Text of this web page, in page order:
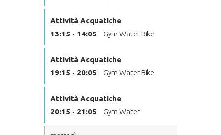
Attività Acquatiche
13:15 - 14:05
Gym Water Bike
Attività Acquatiche
19:15 - 20:05
Gym Water Bike
Attività Acquatiche
20:15 - 21:05
Gym Water